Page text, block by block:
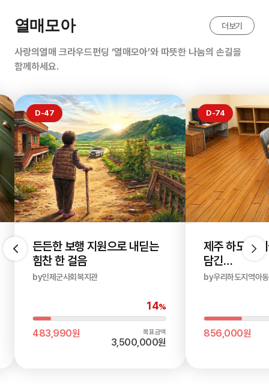
열매모아
사랑의열매 크라우드펀딩 ‘열매모아’와 따뜻한 나눔의 손길을
함께하세요.
D-47
든든한 보행 지원으로 내딛는
힘찬 한 걸음
by인제군사회복지관
14%
현재금액
483,990원 목표금액
3,500,000원
D-74
제주 하도 아
담긴
새 보금자리
by우리하도지역아
현재금액
856,000원
더보기